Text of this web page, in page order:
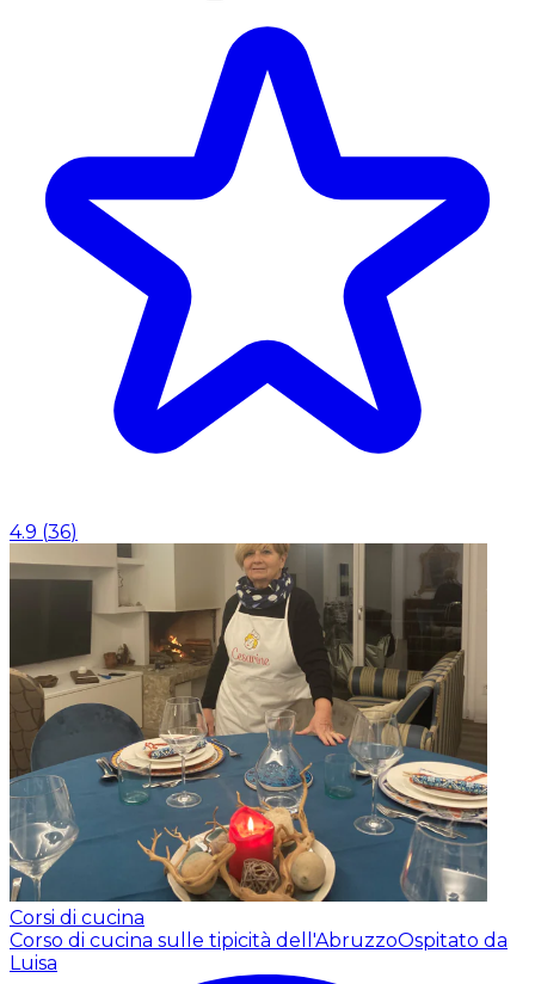
4.9 (36)
Corsi di cucina
Corso di cucina sulle tipicità dell'AbruzzoOspitato da
Luisa